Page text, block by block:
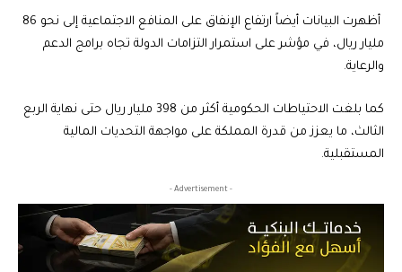
أظهرت البيانات أيضاً ارتفاع الإنفاق على المنافع الاجتماعية إلى نحو 86
مليار ريال، في مؤشر على استمرار التزامات الدولة تجاه برامج الدعم
والرعاية.
كما بلغت الاحتياطات الحكومية أكثر من 398 مليار ريال حتى نهاية الربع
الثالث، ما يعزز من قدرة المملكة على مواجهة التحديات المالية
المستقبلية.
- Advertisement -